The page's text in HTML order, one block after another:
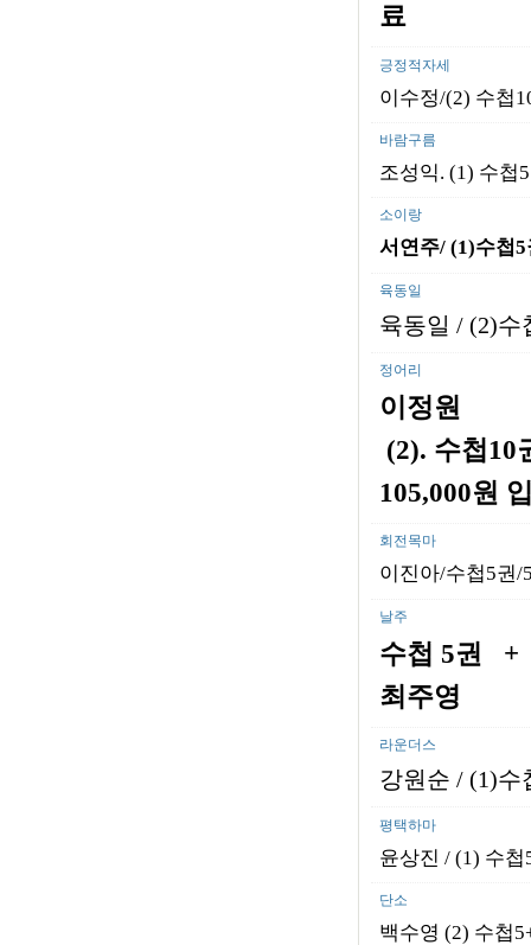
료
긍정적자세
이수정/(2) 수첩
바람구름
조성익. (1) 수첩
소이랑
서연주/ (1)수첩5
육동일
육동일 / (2)수
정어리
이정원
(2). 수첩 10
105,000원
회전목마
이진아/수첩5권/
날주
수첩 5권 +
최주영
라운더스
강원순 / (1)수
평택하마
윤상진 / (1) 수
단소
백수영 (2) 수첩